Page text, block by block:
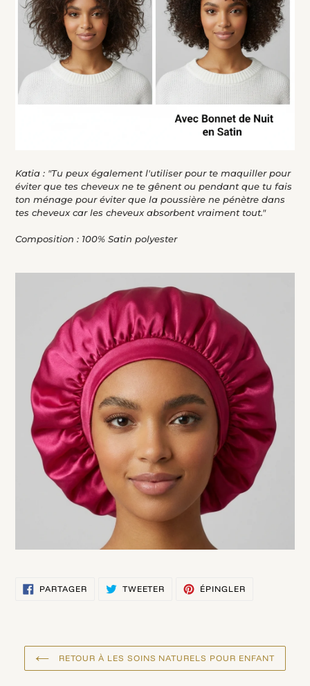
Katia : "Tu peux également l'utiliser pour te maquiller pour
éviter que tes cheveux ne te gênent ou pendant que tu fais
ton ménage pour éviter que la poussière ne pénètre dans
tes cheveux car les cheveux absorbent vraiment tout."
Composition : 100% Satin polyester
PARTAGERPARTAGER
SUR
TWEETER TWEETER
SUR
ÉPINGLER
RETOUR À LES SOINS NATURELS POUR ENFANT